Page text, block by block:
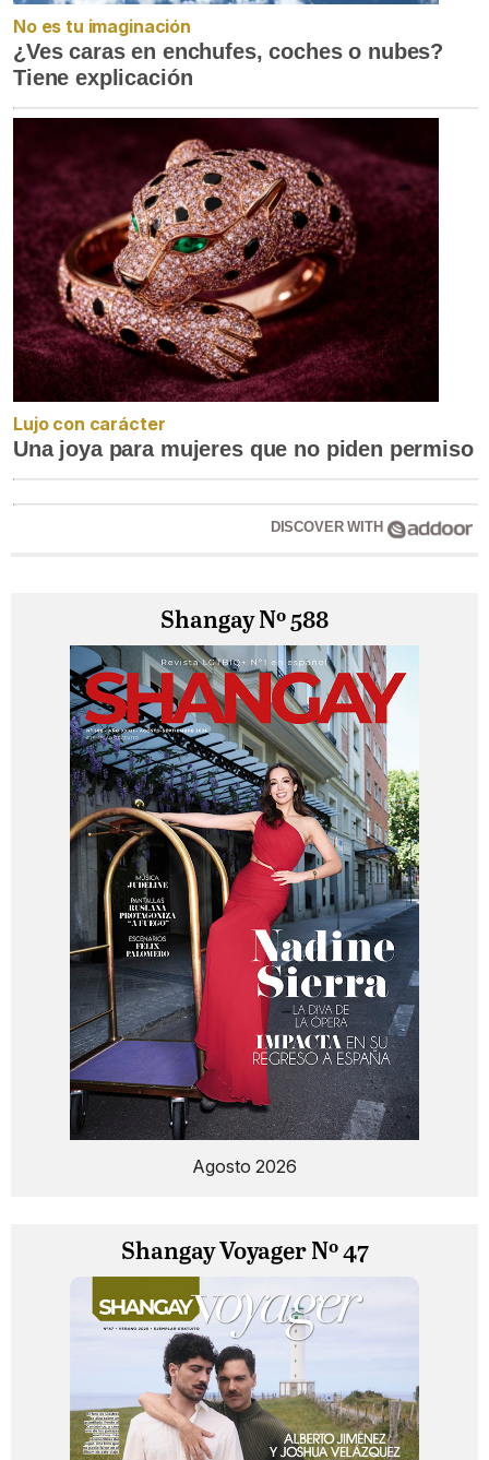
No es tu imaginación
¿Ves caras en enchufes, coches o nubes?
Tiene explicación
Lujo con carácter
Una joya para mujeres que no piden permiso
DISCOVER WITH
Shangay Nº 588
Agosto 2026
Shangay Voyager Nº 47